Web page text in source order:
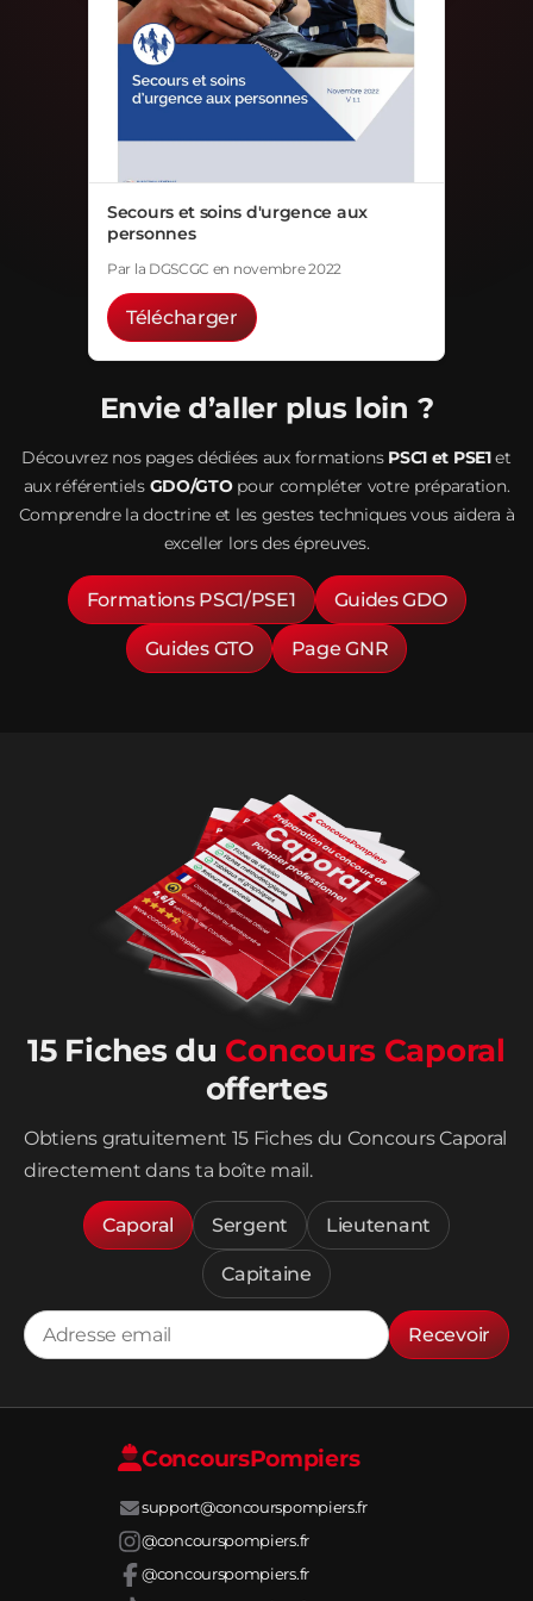
Secours et soins d'urgence aux
personnes
Par la DGSCGC en novembre 2022
Télécharger
Envie d’aller plus loin ?
Découvrez nos pages dédiées aux formations PSC1 et PSE1et
aux référentiels GDO/GTOpour compléter votre préparation.
Comprendre la doctrine et les gestes techniques vous aidera à
exceller lors des épreuves.
Formations PSC1/PSE1 Guides GDO
Guides GTO Page GNR
15 Fiches du Concours Caporal
offertes
Obtiens gratuitement 15 Fiches du Concours Caporal
directement dans ta boîte mail.
Caporal Sergent Lieutenant
Capitaine
Recevoir
ConcoursPompiers
support@concourspompiers.fr
@concourspompiers.fr
@concourspompiers.fr